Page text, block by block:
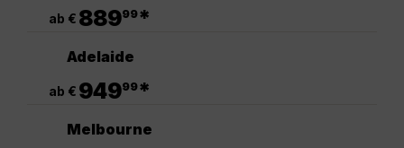
ab € 88999*
Adelaide
ab € 94999*
Melbourne